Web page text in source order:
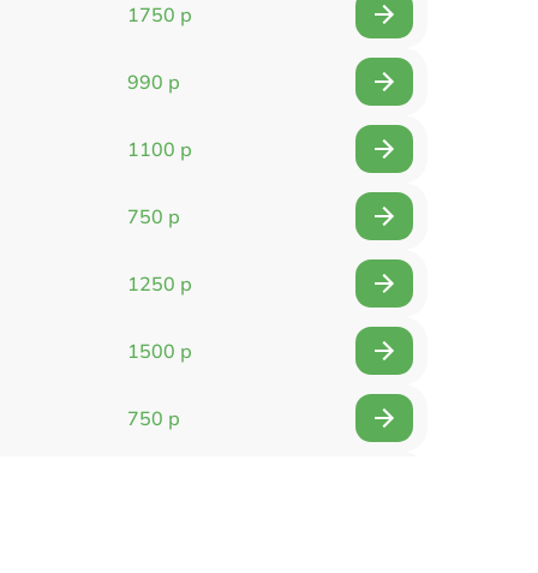
1750 р
990 р
1100 р
750 р
1250 р
1500 р
750 р